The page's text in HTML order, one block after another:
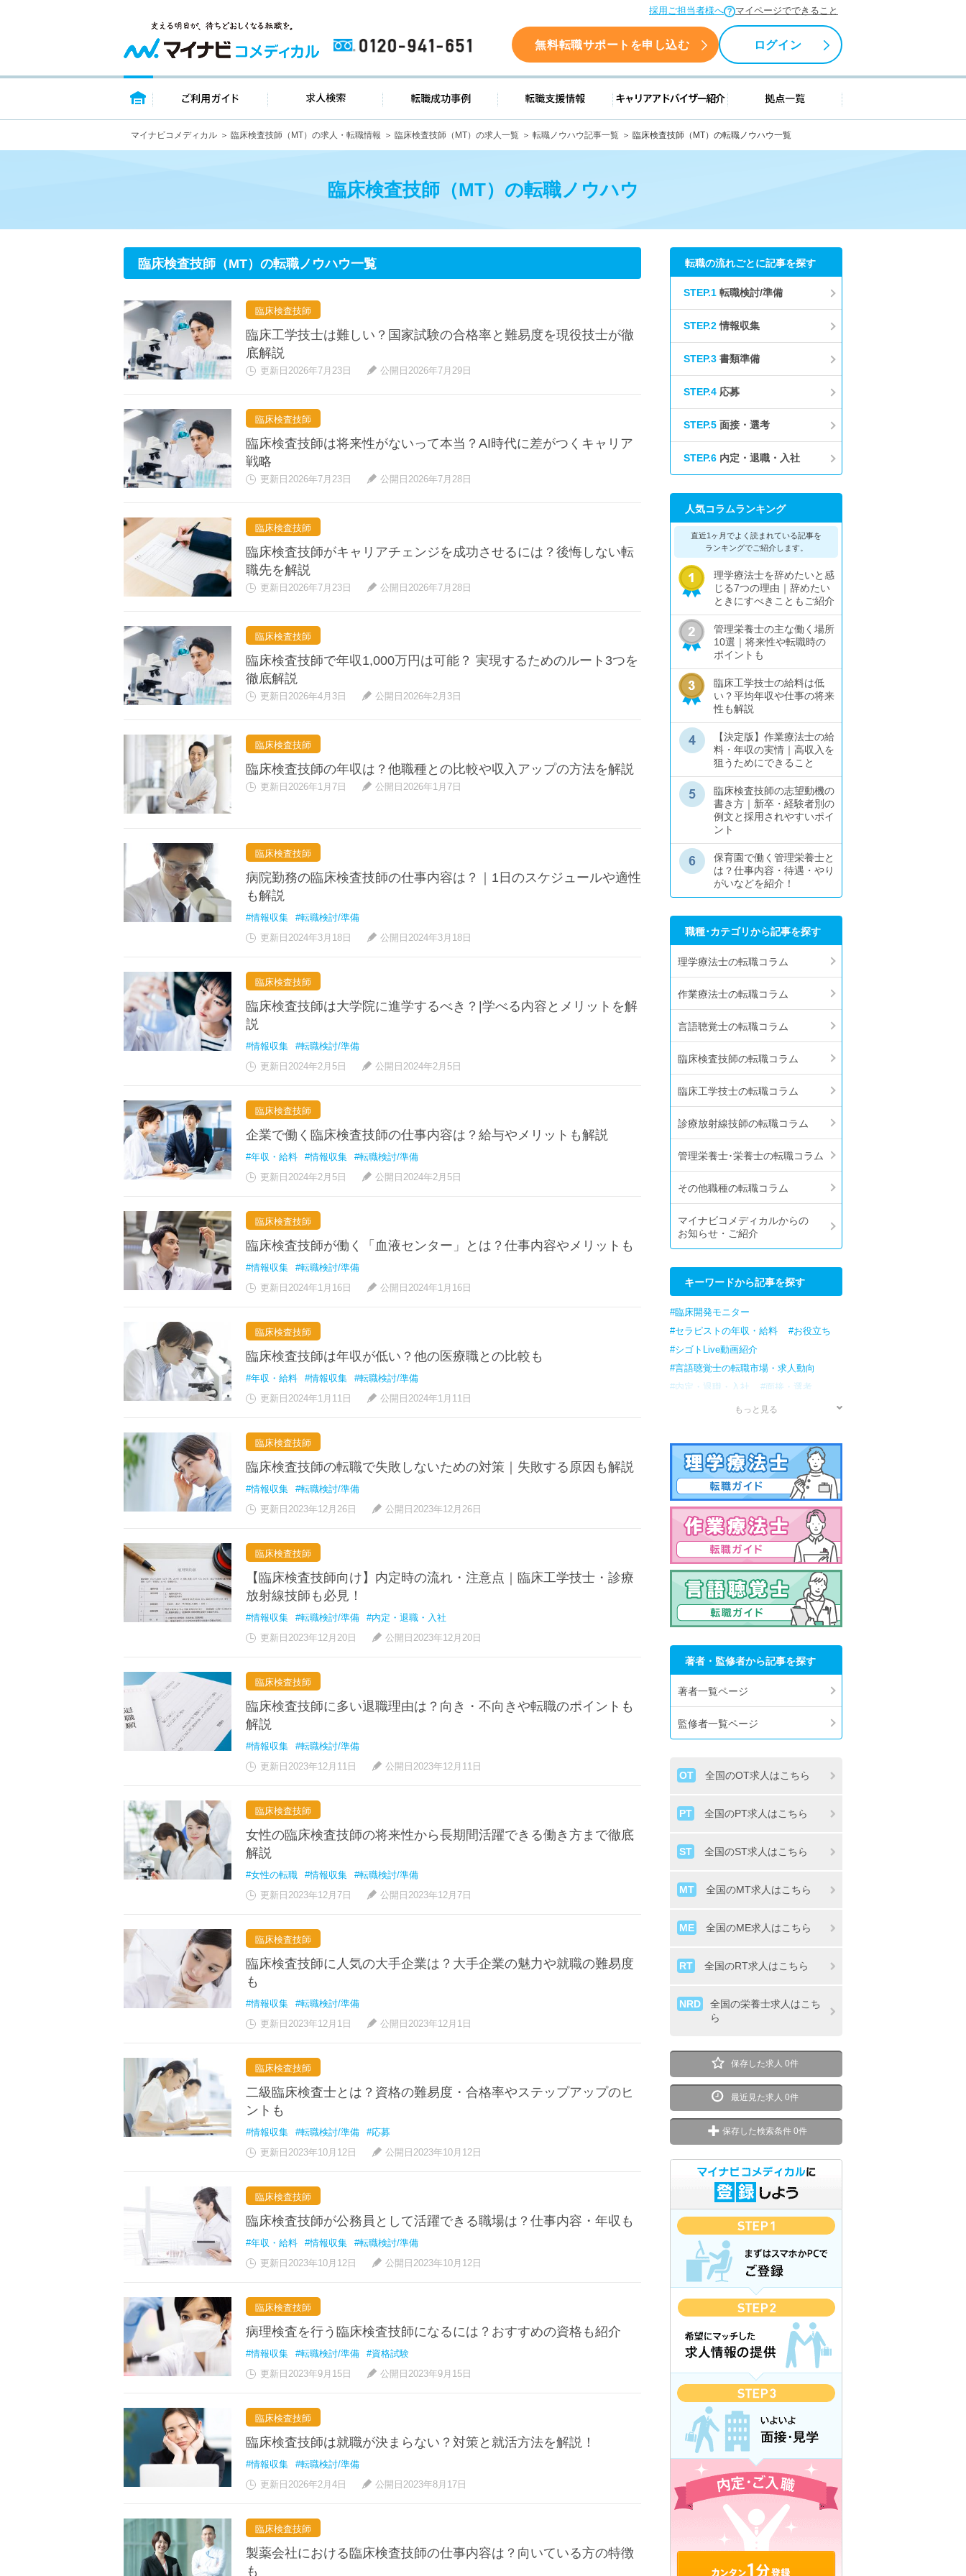
採用ご担当者様へ マイページでできること
0120-941-651 無料転職サポートを申し込む ログイン
トップページ ご利用ガイド 求人検索 転職成功事例 転職支援情報 キャリアアドバイザー紹介 拠点一覧
マイナビコメディカル 臨床検査技師（MT）の求人・転職情報 臨床検査技師（MT）の求人一覧 転職ノウハウ記事一覧 臨床検査技師（MT）の転職ノウハウ一覧
臨床検査技師（MT）の転職ノウハウ
臨床検査技師（MT）の転職ノウハウ一覧
臨床検査技師
臨床工学技士は難しい？国家試験の合格率と難易度を現役技士が徹
底解説
更新日2026年7月23日 公開日2026年7月29日
臨床検査技師
臨床検査技師は将来性がないって本当？AI時代に差がつくキャリア
戦略
更新日2026年7月23日 公開日2026年7月28日
臨床検査技師
臨床検査技師がキャリアチェンジを成功させるには？後悔しない転
職先を解説
更新日2026年7月23日 公開日2026年7月28日
臨床検査技師
臨床検査技師で年収1,000万円は可能？ 実現するためのルート3つを
徹底解説
更新日2026年4月3日 公開日2026年2月3日
臨床検査技師
臨床検査技師の年収は？他職種との比較や収入アップの方法を解説
更新日2026年1月7日 公開日2026年1月7日
臨床検査技師
病院勤務の臨床検査技師の仕事内容は？｜1日のスケジュールや適性
も解説
#情報収集
#転職検討/準備
更新日2024年3月18日
公開日2024年3月18日
臨床検査技師
臨床検査技師は大学院に進学するべき？|学べる内容とメリットを解
説
#情報収集
#転職検討/準備
更新日2024年2月5日
公開日2024年2月5日
臨床検査技師
企業で働く臨床検査技師の仕事内容は？給与やメリットも解説
#年収・給料 #情報収集
#転職検討/準備
更新日2024年2月5日
公開日2024年2月5日
臨床検査技師
臨床検査技師が働く「血液センター」とは？仕事内容やメリットも
#情報収集
#転職検討/準備
更新日2024年1月16日
公開日2024年1月16日
臨床検査技師
臨床検査技師は年収が低い？他の医療職との比較も
#年収・給料 #情報収集
#転職検討/準備
更新日2024年1月11日
公開日2024年1月11日
臨床検査技師
臨床検査技師の転職で失敗しないための対策｜失敗する原因も解説
#情報収集
#転職検討/準備
更新日2023年12月26日
公開日2023年12月26日
臨床検査技師
【臨床検査技師向け】内定時の流れ・注意点｜臨床工学技士・診療
放射線技師も必見！
#情報収集 #転職検討/準備
#内定・退職・入社
更新日2023年12月20日
公開日2023年12月20日
臨床検査技師
臨床検査技師に多い退職理由は？向き・不向きや転職のポイントも
解説
#情報収集
#転職検討/準備
更新日2023年12月11日
公開日2023年12月11日
臨床検査技師
女性の臨床検査技師の将来性から長期間活躍できる働き方まで徹底
解説
#女性の転職 #情報収集
#転職検討/準備
更新日2023年12月7日
公開日2023年12月7日
臨床検査技師
臨床検査技師に人気の大手企業は？大手企業の魅力や就職の難易度
も
#情報収集
#転職検討/準備
更新日2023年12月1日
公開日2023年12月1日
臨床検査技師
二級臨床検査士とは？資格の難易度・合格率やステップアップのヒ
ントも
#情報収集 #転職検討/準備
#応募
更新日2023年10月12日
公開日2023年10月12日
臨床検査技師
臨床検査技師が公務員として活躍できる職場は？仕事内容・年収も
#年収・給料 #情報収集
#転職検討/準備
更新日2023年10月12日
公開日2023年10月12日
臨床検査技師
病理検査を行う臨床検査技師になるには？おすすめの資格も紹介
#情報収集 #転職検討/準備
#資格試験
更新日2023年9月15日
公開日2023年9月15日
臨床検査技師
臨床検査技師は就職が決まらない？対策と就活方法を解説！
#情報収集
#転職検討/準備
更新日2026年2月4日
公開日2023年8月17日
臨床検査技師
製薬会社における臨床検査技師の仕事内容は？向いている方の特徴
も
転職の流れごとに記事を探す
STEP.1 転職検討/準備
STEP.2情報収集
STEP.3 書類準備
STEP.4 応募
STEP.5 面接・選考
STEP.6 内定・退職・入社
人気コラムランキング
直近1ヶ月でよく読まれている記事を
ランキングでご紹介します。
理学療法士を辞めたいと感
じる7つの理由｜辞めたい
ときにすべきこともご紹介
管理栄養士の主な働く場所
10選｜将来性や転職時の
ポイントも
臨床工学技士の給料は低
い？平均年収や仕事の将来
性も解説
【決定版】作業療法士の給
料・年収の実情｜高収入を
狙うためにできること
臨床検査技師の志望動機の
書き方｜新卒・経験者別の
例文と採用されやすいポイ
ント
保育園で働く管理栄養士と
は？仕事内容・待遇・やり
がいなどを紹介！
職種･カテゴリから記事を探す
理学療法士の転職コラム
作業療法士の転職コラム
言語聴覚士の転職コラム
臨床検査技師の転職コラム
臨床工学技士の転職コラム
診療放射線技師の転職コラム
管理栄養士･栄養士の転職コラム
その他職種の転職コラム
マイナビコメディカルからの
お知らせ・ご紹介
キーワードから記事を探す
#臨床開発モニター
#セラピストの年収・給料
#お役立ち
#シゴトLive動画紹介
#言語聴覚士の転職市場・求人動向
#内定・退職・入社
#面接・選考
#書類準備
#転職検討/準備
#作業療法士の転職市場・求人動向
#理学療法士の転職市場・求人動向
#セラピストの転職市場・求人動向
#男性
#資格 #年収・給料
#病院
#アプリケーションスペシャリスト
#治験コーディネーター
#訪問リハビリ
#資格試験
#保育園
#クリニック
#転職ノウハウ
#女性の転職
#国家試験 #薬局
もっと見る
著者・監修者から記事を探す
著者一覧ページ
監修者一覧ページ
OT 全国のOT求人はこちら
PT 全国のPT求人はこちら
ST 全国のST求人はこちら
MT 全国のMT求人はこちら
ME 全国のME求人はこちら
RT 全国のRT求人はこちら
NRD
全国の栄養士求人はこち
ら